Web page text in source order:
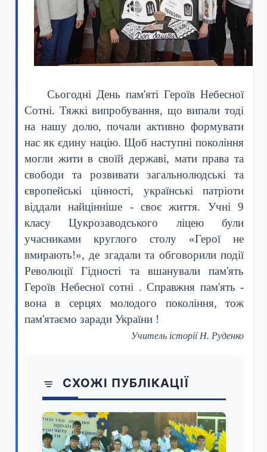
Сьогодні День пам'яті Героїв Небесної
Сотні. Тяжкі випробування, що випали тоді
на нашу долю, почали активно формувати
нас як єдину націю. Щоб наступні покоління
могли жити в своїй державі, мати права та
свободи та розвивати загальнолюдські та
європейські цінності, українські патріоти
віддали найцінніше - своє життя. Учні 9
класу Цукрозаводського ліцею були
учасниками круглого столу «Герої не
вмирають!», де згадали та обговорили події
Революції Гідності та вшанували пам'ять
Героїв Небесної сотні . Справжня пам'ять -
вона в серцях молодого покоління, тож
пам'ятаємо заради України !
Учитель історії Н. Руденко
СХОЖІ ПУБЛІКАЦІЇ